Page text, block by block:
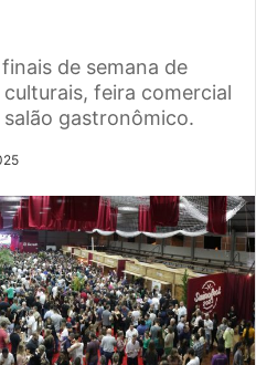
de semana de
feira comercial
gastronômico.